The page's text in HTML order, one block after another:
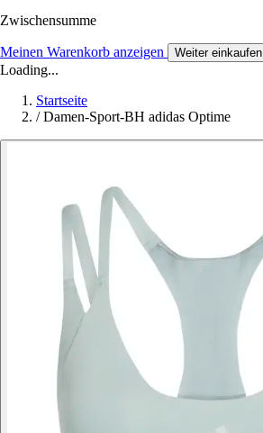
Zwischensumme
Meinen Warenkorb anzeigen Weiter einkaufen
Loading...
Startseite
/ Damen-Sport-BH adidas Optime